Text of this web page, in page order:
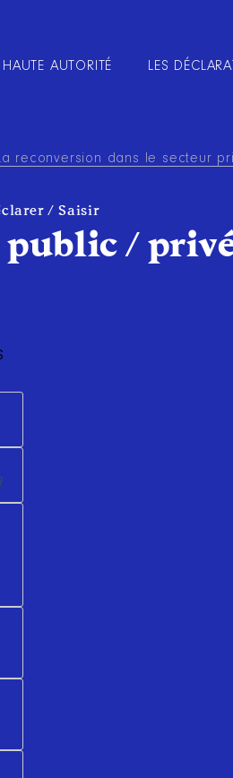
HAUTE AUTORITÉ LES
reconversion dans le secteur
/ Saisir
/